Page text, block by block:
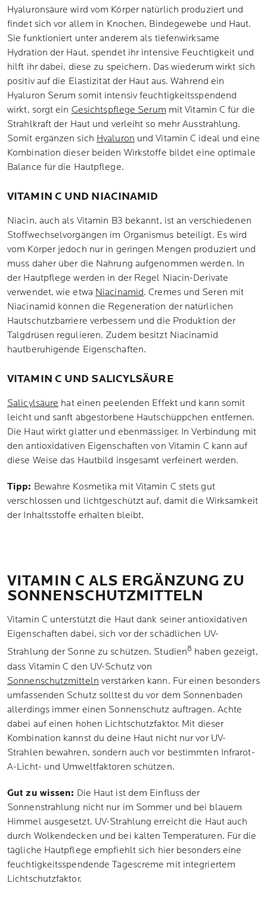
Hyaluronsäure wird vom Körper natürlich produziert und
findet sich vor allem in Knochen, Bindegewebe und Haut.
Sie funktioniert unter anderem als tiefenwirksame
Hydration der Haut, spendet ihr intensive Feuchtigkeit und
hilft ihr dabei, diese zu speichern. Das wiederum wirkt sich
positiv auf die Elastizität der Haut aus. Während ein
Hyaluron Serum somit intensiv feuchtigkeitsspendend
wirkt, sorgt ein Gesichtspflege Serum mit Vitamin C für die
Strahlkraft der Haut und verleiht so mehr Ausstrahlung.
Somit ergänzen sich Hyaluron und Vitamin C ideal und eine
Kombination dieser beiden Wirkstoffe bildet eine optimale
Balance für die Hautpflege.
VITAMIN C UND NIACINAMID
Niacin, auch als Vitamin B3 bekannt, ist an verschiedenen
Stoffwechselvorgängen im Organismus beteiligt. Es wird
vom Körper jedoch nur in geringen Mengen produziert und
muss daher über die Nahrung aufgenommen werden. In
der Hautpflege werden in der Regel Niacin-Derivate
verwendet, wie etwa Niacinamid. Cremes und Seren mit
Niacinamid können die Regeneration der natürlichen
Hautschutzbarriere verbessern und die Produktion der
Talgdrüsen regulieren. Zudem besitzt Niacinamid
hautberuhigende Eigenschaften.
VITAMIN C UND SALICYLSÄURE
Salicylsäure hat einen peelenden Effekt und kann somit
leicht und sanft abgestorbene Hautschüppchen entfernen.
Die Haut wirkt glatter und ebenmässiger. In Verbindung mit
den antioxidativen Eigenschaften von Vitamin C kann auf
diese Weise das Hautbild insgesamt verfeinert werden.
Tipp: Bewahre Kosmetika mit Vitamin C stets gut
verschlossen und lichtgeschützt auf, damit die Wirksamkeit
der Inhaltsstoffe erhalten bleibt.
VITAMIN C ALS ERGÄNZUNG ZU
SONNENSCHUTZMITTELN
Vitamin C unterstützt die Haut dank seiner antioxidativen
Eigenschaften dabei, sich vor der schädlichen UV-
Strahlung der Sonne zu schützen. Studien8 haben gezeigt,
dass Vitamin C den UV-Schutz von
Sonnenschutzmitteln verstärken kann. Für einen besonders
umfassenden Schutz solltest du vor dem Sonnenbaden
allerdings immer einen Sonnenschutz auftragen. Achte
dabei auf einen hohen Lichtschutzfaktor. Mit dieser
Kombination kannst du deine Haut nicht nur vor UV-
Strahlen bewahren, sondern auch vor bestimmten Infrarot-
A-Licht- und Umweltfaktoren schützen.
Gut zu wissen: Die Haut ist dem Einfluss der
Sonnenstrahlung nicht nur im Sommer und bei blauem
Himmel ausgesetzt. UV-Strahlung erreicht die Haut auch
durch Wolkendecken und bei kalten Temperaturen. Für die
tägliche Hautpflege empfiehlt sich hier besonders eine
feuchtigkeitsspendende Tagescreme mit integriertem
Lichtschutzfaktor.